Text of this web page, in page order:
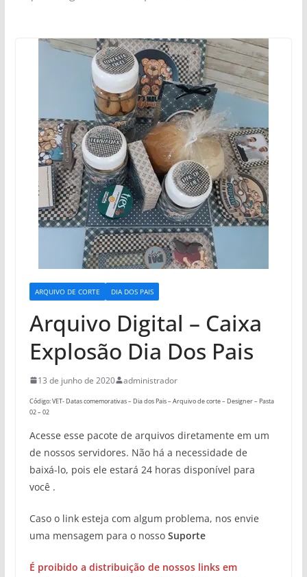
ARQUIVO DE CORTE DIA DOS PAIS
Arquivo Digital – Caixa
Explosão Dia Dos Pais
13 de junho de 2020 administrador
Código: VET- Datas comemorativas – Dia dos Pais – Arquivo de corte – Designer – Pasta
02 – 02
Acesse esse pacote de arquivos diretamente em um
de nossos servidores. Não há a necessidade de
baixá-lo, pois ele estará 24 horas disponível para
você .
Caso o link esteja com algum problema, nos envie
uma mensagem para o nosso Suporte
É proibido a distribuição de nossos links em